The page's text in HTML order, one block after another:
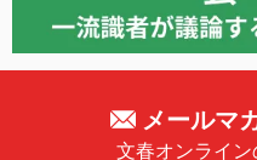
メールマ
文春オンライ